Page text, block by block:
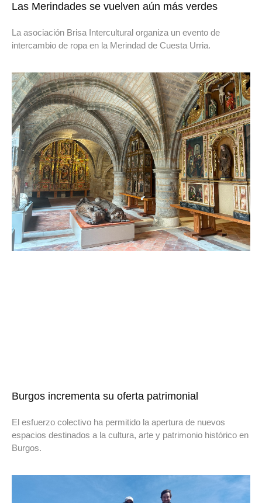
Las Merindades se vuelven aún más verdes
La asociación Brisa Intercultural organiza un evento de
intercambio de ropa en la Merindad de Cuesta Urria.
Burgos incrementa su oferta patrimonial
El esfuerzo colectivo ha permitido la apertura de nuevos
espacios destinados a la cultura, arte y patrimonio histórico en
Burgos.